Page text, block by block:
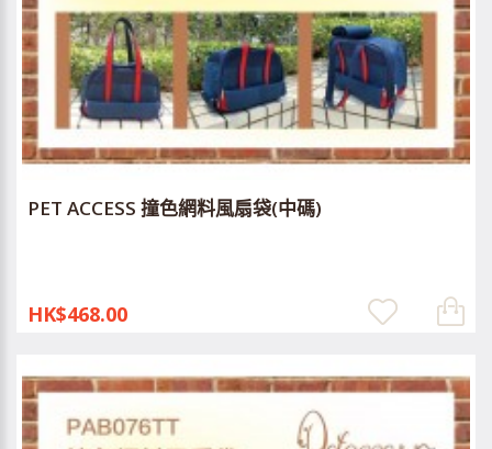
PET ACCESS 撞色網料風扇袋(中碼)
HK$468.00